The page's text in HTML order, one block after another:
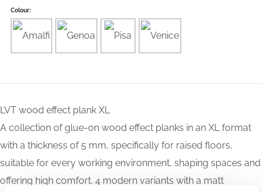
Colour:
LVT wood effect plank XL
A collection of glue-on wood effect planks in an XL format
with a thickness of 5 mm, specifically for raised floors,
suitable for every working environment, shaping spaces and
offering high comfort. 4 modern variants with a matt